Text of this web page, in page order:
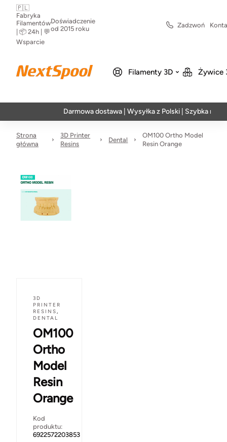
🇵🇱
Fabryka
Filamentów
| 📦 24h | 💬
Wsparcie
Doświadczenie
od 2015 roku
Zadzwoń
Filamenty 3D Żywice
Darmowa dostawa | Wysyłka z Polski | Szybka realizacja
Strona
główna
3D Printer
Resins
Dental
OM100 Ortho Model
Resin Orange
3D
PRINTER
RESINS,
DENTAL
OM100
Ortho
Model
Resin
Orange
Kod
produktu:
6922572203853